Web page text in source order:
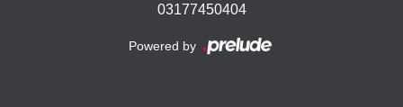
03177450404
Powered by